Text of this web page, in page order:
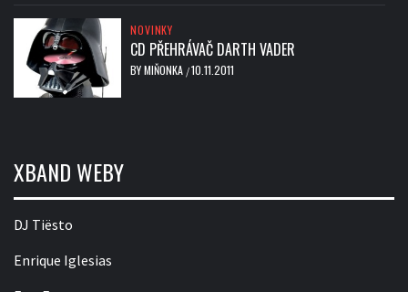
NOVINKY
CD PŘEHRÁVAČ DARTH VADER
BYMIŇONKA /10.11.2011
XBAND WEBY
DJ Tiësto
Enrique Iglesias